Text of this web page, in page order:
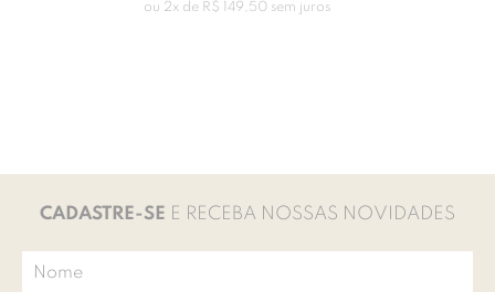
ou 2x de R$ 149 50sem juros
CADASTRE-SE E RECEBA NOSSAS NOVIDADES